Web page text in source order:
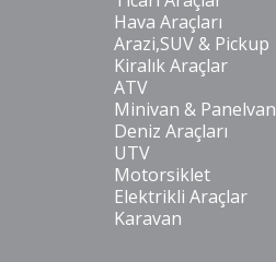
Hava Araçları
Arazi,SUV & Pickup
Kiralık Araçlar
ATV
Minivan & Panelvan
Deniz Araçları
UTV
Motorsiklet
Elektrikli Araçlar
Karavan